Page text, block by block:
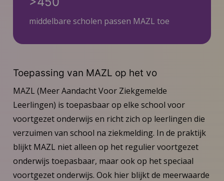
middelbare scholen passen MAZL toe
Toepassing van MAZL op het vo
MAZL (Meer Aandacht Voor Ziekgemelde
Leerlingen) is toepasbaar op elke school voor
voortgezet onderwijs en richt zich op leerlingen die
verzuimen van school na ziekmelding. In de praktijk
blijkt MAZL niet alleen op het regulier voortgezet
onderwijs toepasbaar, maar ook op het speciaal
voortgezet onderwijs. Ook hier blijkt de meerwaarde